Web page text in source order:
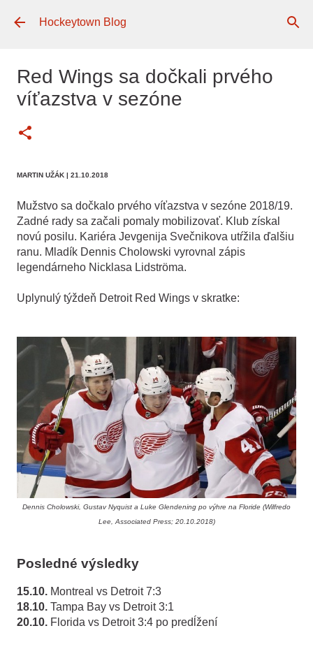
Preskočiť na hlavný obsah
Hockeytown Blog
Red Wings sa dočkali prvého
víťazstva v sezóne
MARTIN UŽÁK | 21.10.2018
Mužstvo sa dočkalo prvého víťazstva v sezóne 2018/19.
Zadné rady sa začali pomaly mobilizovať. Klub získal
novú posilu. Kariéra Jevgenija Svečnikova utŕžila ďalšiu
ranu. Mladík Dennis Cholowski vyrovnal zápis
legendárneho Nicklasa Lidströma.
Uplynulý týždeň Detroit Red Wings v skratke:
Dennis Cholowski, Gustav Nyquist a Luke Glendening po výhre na Floride (Wilfredo
Lee, Associated Press; 20.10.2018)
Posledné výsledky
15.10. Montreal vs Detroit 7:3
18.10. Tampa Bay vs Detroit 3:1
20.10. Florida vs Detroit 3:4 po predĺžení